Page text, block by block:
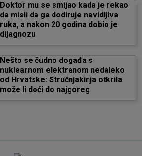
Doktor mu se smijao kada je rekao
da misli da ga dodiruje nevidljiva
ruka, a nakon 20 godina dobio je
dijagnozu
Nešto se čudno događa s
nuklearnom elektranom nedaleko
od Hrvatske: Stručnjakinja otkrila
može li doći do najgoreg